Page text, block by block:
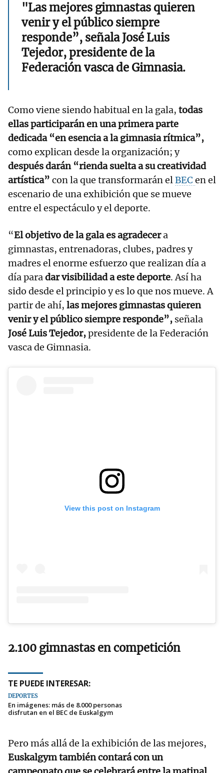
"Las mejores gimnastas quieren
venir y el público siempre
responde”, señala José Luis
Tejedor, presidente de la
Federación vasca de Gimnasia.
Como viene siendo habitual en la gala, todas
ellas participarán en una primera parte
dedicada “en esencia a la gimnasia rítmica”,
como explican desde la organización; y
después darán “rienda suelta a su creatividad
artística” con la que transformarán elBEC en el
escenario de una exhibición que se mueve
entre el espectáculo y el deporte.
“El objetivo de la gala es agradecera
gimnastas, entrenadoras, clubes, padres y
madres el enorme esfuerzo que realizan día a
día paradar visibilidad a este deporte. Así ha
sido desde el principio y es lo que nos mueve. A
partir de ahí, las mejores gimnastas quieren
venir y el público siempre responde”, señala
José Luis Tejedor,presidente de la Federación
vasca de Gimnasia.
View this post on Instagram
2.100 gimnastas en competición
TE PUEDE INTERESAR:
DEPORTES
En imágenes: más de 8.000 personas
disfrutan en el BEC de Euskalgym
Pero más allá de la exhibición de las mejores,
Euskalgym también contará con un